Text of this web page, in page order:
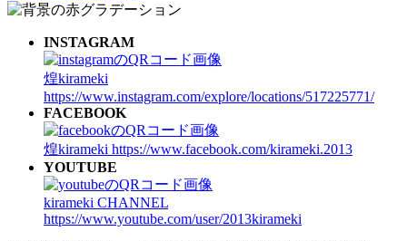
INSTAGRAM
煌kirameki
https://www.instagram.com/explore/locations/517225771/
FACEBOOK
煌kirameki https://www.facebook.com/kirameki.2013
YOUTUBE
kirameki CHANNEL
https://www.youtube.com/user/2013kirameki